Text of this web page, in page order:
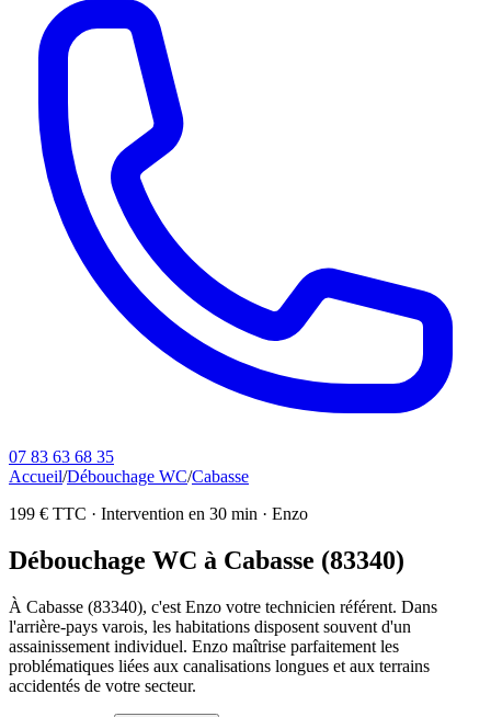
07 83 63 68 35
Accueil/Débouchage WC/Cabasse
199 € TTC · Intervention en 30 min · Enzo
Débouchage WC à Cabasse (83340)
À Cabasse (83340), c'est Enzo votre technicien référent. Dans
l'arrière-pays varois, les habitations disposent souvent d'un
assainissement individuel. Enzo maîtrise parfaitement les
problématiques liées aux canalisations longues et aux terrains
accidentés de votre secteur.